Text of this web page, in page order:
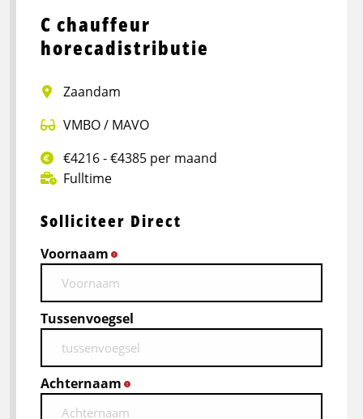
C chauffeur
horecadistributie
Zaandam
VMBO / MAVO
€4216 - €4385 per maand
Fulltime
Solliciteer Direct
Voornaam
Tussenvoegsel
Achternaam